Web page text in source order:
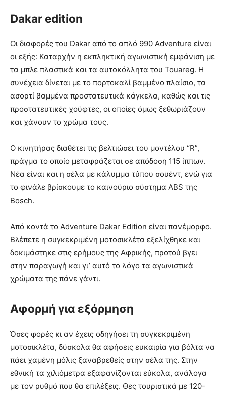
Dakar edition
Οι διαφορές του Dakar από το απλό 990 Adventure είναι
οι εξής: Καταρχήν η εκπληκτική αγωνιστική εμφάνιση με
τα μπλε πλαστικά και τα αυτοκόλλητα του Touareg. Η
συνέχεια δίνεται με το πορτοκαλί βαμμένο πλαίσιο, τα
ασορτί βαμμένα προστατευτικά κάγκελα, καθώς και τις
προστατευτικές χούφτες, οι οποίες όμως ξεθωριάζουν
και χάνουν το χρώμα τους.
Ο κινητήρας διαθέτει τις βελτιώσει του μοντέλου “R”,
πράγμα το οποίο μεταφράζεται σε απόδοση 115 ίππων.
Νέα είναι και η σέλα με κάλυμμα τύπου σουέντ, ενώ για
το φινάλε βρίσκουμε το καινούριο σύστημα ABS της
Bosch.
Από κοντά το Adventure Dakar Edition είναι πανέμορφο.
Βλέπετε η συγκεκριμένη μοτοσικλέτα εξελίχθηκε και
δοκιμάστηκε στις ερήμους της Αφρικής, προτού βγει
στην παραγωγή και γι’ αυτό το λόγο τα αγωνιστικά
χρώματα της πάνε γάντι.
Αφορμή για εξόρμηση
Όσες φορές κι αν έχεις οδηγήσει τη συγκεκριμένη
μοτοσικλέτα, δύσκολα θα αφήσεις ευκαιρία για βόλτα να
πάει χαμένη μόλις ξαναβρεθείς στην σέλα της. Στην
εθνική τα χιλιόμετρα εξαφανίζονται εύκολα, ανάλογα
με τον ρυθμό που θα επιλέξεις. Θες τουριστικά με 120-